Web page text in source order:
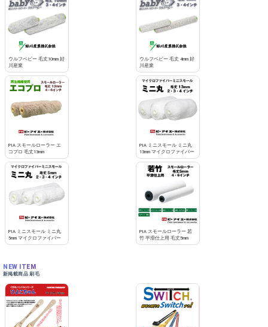
お買い物を続ける カートへ進む
ウルフベビー 毛丈10mm 好
川産業
ウルフベビー 毛丈 4mm 好
川産業
PIA スモールローラー エ
コプロ 毛丈13mm
PIA ミニスモール ミニ丸
13mm マイクロファイバー
PIA ミニスモール ミニ丸
5mm マイクロファイバー
PIA スモールローラー 若
竹 平滑仕上用 毛丈5mm
NEW ITEM
新掲載商品 刷毛